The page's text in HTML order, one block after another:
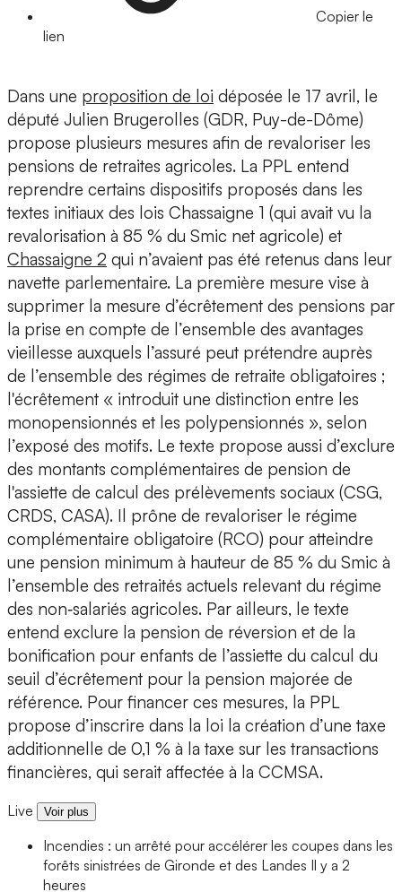
Copier le
lien
Dans une proposition de loi déposée le 17 avril, le
député Julien Brugerolles (GDR, Puy-de-Dôme)
propose plusieurs mesures afin de revaloriser les
pensions de retraites agricoles. La PPL entend
reprendre certains dispositifs proposés dans les
textes initiaux des lois Chassaigne 1 (qui avait vu la
revalorisation à 85 % du Smic net agricole) et
Chassaigne 2 qui n’avaient pas été retenus dans leur
navette parlementaire. La première mesure vise à
supprimer la mesure d’écrêtement des pensions par
la prise en compte de l’ensemble des avantages
vieillesse auxquels l’assuré peut prétendre auprès
de l’ensemble des régimes de retraite obligatoires ;
l'écrêtement « introduit une distinction entre les
monopensionnés et les polypensionnés », selon
l’exposé des motifs. Le texte propose aussi d’exclure
des montants complémentaires de pension de
l'assiette de calcul des prélèvements sociaux (CSG,
CRDS, CASA). Il prône de revaloriser le régime
complémentaire obligatoire (RCO) pour atteindre
une pension minimum à hauteur de 85 % du Smic à
l’ensemble des retraités actuels relevant du régime
des non‑salariés agricoles. Par ailleurs, le texte
entend exclure la pension de réversion et de la
bonification pour enfants de l’assiette du calcul du
seuil d’écrêtement pour la pension majorée de
référence. Pour financer ces mesures, la PPL
propose d’inscrire dans la loi la création d’une taxe
additionnelle de 0,1 % à la taxe sur les transactions
financières, qui serait affectée à la CCMSA.
Live Voir plus
Incendies : un arrêté pour accélérer les coupes dans les
forêts sinistrées de Gironde et des Landes Il y a 2
heures